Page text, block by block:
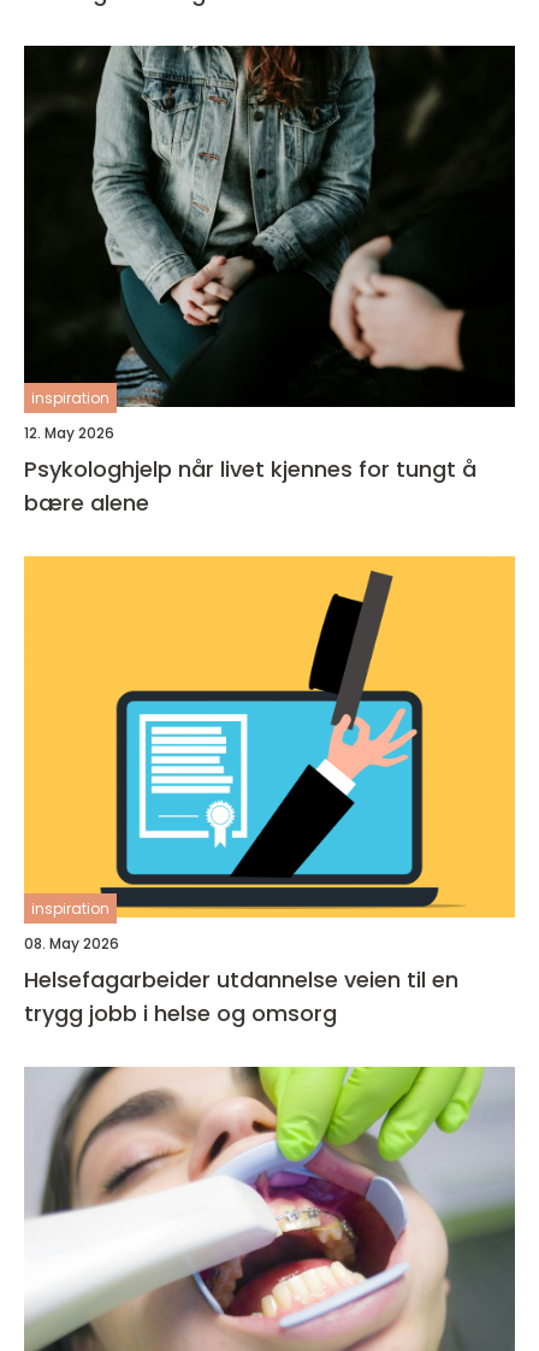
inspiration
12. May 2026
Psykologhjelp når livet kjennes for tungt å
bære alene
inspiration
08. May 2026
Helsefagarbeider utdannelse veien til en
trygg jobb i helse og omsorg